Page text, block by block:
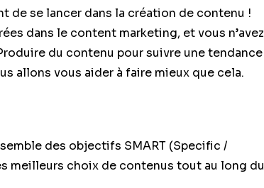
de se lancer dans la création de contenu !
dans le content marketing, et vous n’avez
du contenu pour suivre une tendance
allons vous aider à faire mieux que cela.
des objectifs SMART (Specific /
meilleurs choix de contenus tout au long du